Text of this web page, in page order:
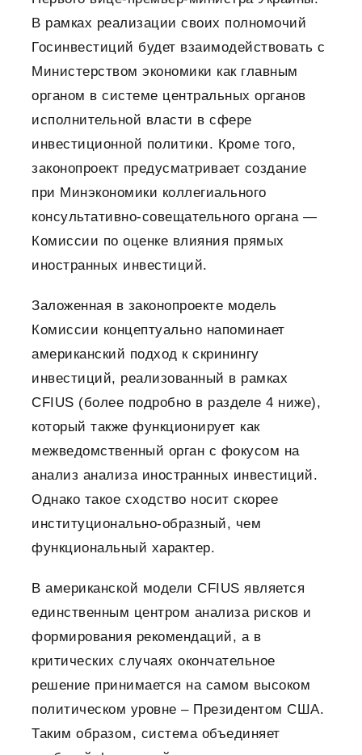
В рамках реализации своих полномочий
Госинвестиций будет взаимодействовать с
Министерством экономики как главным
органом в системе центральных органов
исполнительной власти в сфере
инвестиционной политики. Кроме того,
законопроект предусматривает создание
при Минэкономики коллегиального
консультативно-совещательного органа —
Комиссии по оценке влияния прямых
иностранных инвестиций.
Заложенная в законопроекте модель
Комиссии концептуально напоминает
американский подход к скринингу
инвестиций, реализованный в рамках
CFIUS (более подробно в разделе 4 ниже),
который также функционирует как
межведомственный орган с фокусом на
анализ анализа иностранных инвестиций.
Однако такое сходство носит скорее
институционально-образный, чем
функциональный характер.
В американской модели CFIUS является
единственным центром анализа рисков и
формирования рекомендаций, а в
критических случаях окончательное
решение принимается на самом высоком
политическом уровне – Президентом США.
Таким образом, система объединяет